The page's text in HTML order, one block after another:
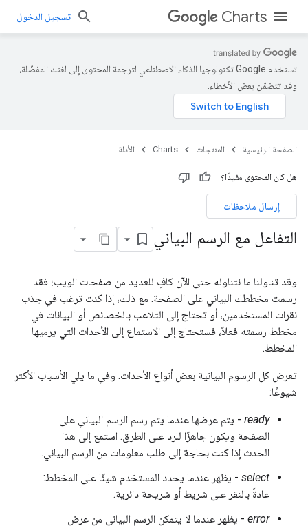
Charts تسجيل الدخول
تستخدم Google تكنولوجيا الذكاء الاصطناعي لترجمة المحتوى إلى لغتك المفضّلة،
وقد تتضمّن بعض الأخطاء.
الصفحة الرئيسية المنتجات Charts الأدلة
هل كان المحتوى مفيدًا؟
إرسال ملاحظات
التفاعل مع الرسم البياني
وقد تناولنا ما نتناوله حتى الآن كافٍ للعديد من صفحات الويب؛ فقد
رسمت مخططك البياني على الصفحة. مع ذلك، إذا كنت ترغب في جذب
نقرات المستخدمين، أو تحتاج إلى التلاعب بالخصائص أو البيانات في
مخطط رسمته فعلاً، فستحتاج إلى الاستماع إلى الأحداث التي يرميها
المخطط.
تعرض كل الرسوم البيانية بعض أنواع الأحداث. وفي ما يلي الأسباب الأكثر
شيوعًا:
ready - يتم عرضها عندما يتم رسم الرسم البياني على
الصفحة ويكون جاهزًا للرد على الطرق. استمع إلى هذا
الحدث إذا كنت بحاجة إلى طلب معلومات من الرسم البياني.
select - يظهر عندما يحدد المستخدم شيئًا على المخطط:
عادةً بالنقر على شريط أو شريحة دائرية.
error - يظهر عندما لا يتمكن الرسم البياني من عرض